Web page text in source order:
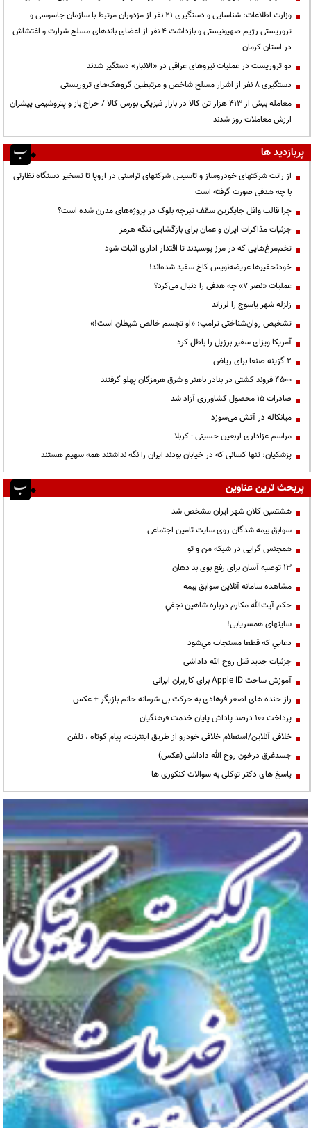
وزارت اطلاعات: شناسایی و دستگیری ۲۱ نفر از مزدوران مرتبط با سازمان جاسوسی و
تروریستی رژیم صهیونیستی و بازداشت ۴ نفر از اعضای باندهای مسلح شرارت و اغتشاش
در استان کرمان
دو تروریست در عملیات نیروهای عراقی در «الانبار» دستگیر شدند
دستگیری ۸ نفر از اشرار مسلح شاخص و مرتبطین گروهک‌های تروریستی
معامله بیش از ۴۱۳ هزار تن کالا در بازار فیزیکی بورس کالا / حراج باز و پتروشیمی پیشران
ارزش معاملات روز شدند
پربازدید ها
از رانت‌ شرکتهای خودروساز و تاسیس شرکتهای تراستی در اروپا تا تسخیر دستگاه نظارتی
با چه هدفی صورت گرفته است
چرا قالب وافل جایگزین سقف تیرچه بلوک در پروژه‌های مدرن شده است؟
جزئیات مذاکرات ایران و عمان برای بازگشایی تنگه هرمز
تخم‌مرغ‌هایی که در مرز پوسیدند تا اقتدار اداری اثبات شود
خودتحقیرها عریضه‌نویس کاخ سفید شده‌اند!
عملیات «نصر ۷» چه هدفی را دنبال می‌کرد؟
زلزله شهر یاسوج را لرزاند
تشخیص روان‌شناختی ترامپ: «او تجسم خالص شیطان است!»
آمریکا ویزای سفیر برزیل را باطل کرد
۲ گزینه صنعا برای ریاض
۴۵۰۰ فروند کشتی در بنادر باهنر و شرق هرمزگان پهلو گرفتند
صادرات ۱۵ محصول کشاورزی آزاد شد
میانکاله در آتش می‌سوزد
مراسم عزاداری اربعین حسینی - کربلا
پزشکیان: تنها کسانی که در خیابان بودند ایران را نگه نداشتند همه سهیم هستند
پربحث ترین عناوین
هشتمین کلان شهر ایران مشخص شد
سوابق بیمه شدگان روی سایت تامین اجتماعی
همجنس گرایی در شبکه من و تو
13 توصیه آسان برای رفع بوی بد دهان
مشاهده سامانه آنلاين سوابق بیمه
حكم آيت‌الله مكارم درباره شاهين نجفي
سایتهای همسریابی!
دعايي كه قطعا مستجاب مي‌شود
جزئیات جدید قتل روح الله داداشی
آموزش ساخت Apple ID برای کاربران ایرانی
راز خنده های اصغر فرهادی به حرکت بی شرمانه خانم بازیگر + عکس
پرداخت ۱۰۰ درصد پاداش پایان خدمت فرهنگیان
خلافی آنلاین/استعلام خلافی خودرو از طریق اینترنت، پیام کوتاه ، تلفن
جسدغرق درخون روح الله داداشی (عکس)
پاسخ های دکتر توکلی به سوالات کنکوری ها